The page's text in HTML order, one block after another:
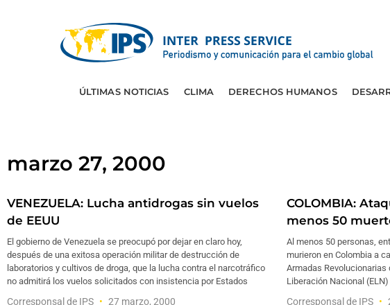
ÚLTIMAS NOTICIAS CLIMA DERECHOS HUMANOS
marzo 27, 2000
VENEZUELA: Lucha antidrogas sin vuelos
de EEUU
El gobierno de Venezuela se preocupó por dejar en claro hoy,
después de una exitosa operación militar de destrucción de
laboratorios y cultivos de droga, que la lucha contra el narcotráfico
no admitirá los vuelos solicitados con insistencia por Estados
Corresponsal de IPS 27 marzo, 2000
COLOMBIA:
menos 50
Al menos 50 personas,
murieron en Colombia a
Armadas Revolucionarias
Liberación Nacional
Corresponsal de IPS